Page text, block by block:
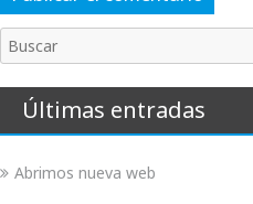
Buscar
Últimas entradas
Abrimos nueva web